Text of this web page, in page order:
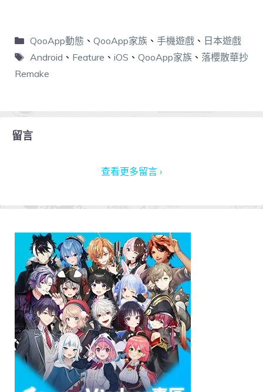
QooApp動態 、 QooApp家族、 手機遊戲、 日本遊戲
Android 、 Feature 、 iOS 、 QooApp家族、 落櫻散華抄
Remake
留言
查看更多留言 ›